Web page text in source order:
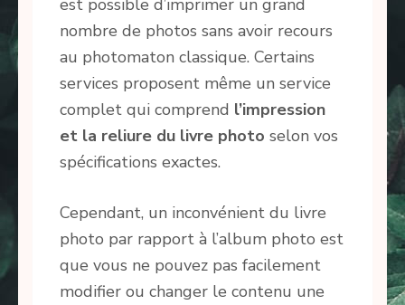
est possible d’imprimer un grand
nombre de photos sans avoir recours
au photomaton classique. Certains
services proposent même un service
complet qui comprend l’impression
et la reliure du livre photo selon vos
spécifications exactes.
Cependant, un inconvénient du livre
photo par rapport à l’album photo est
que vous ne pouvez pas facilement
modifier ou changer le contenu une